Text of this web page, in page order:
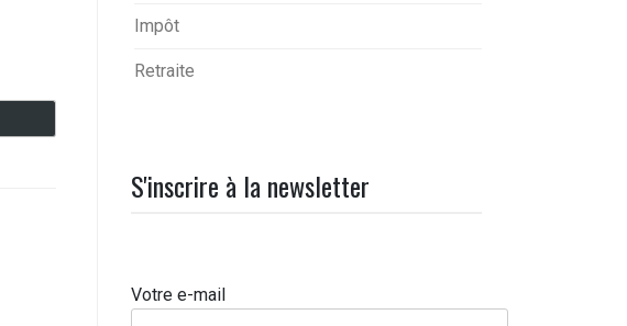
Impôt
Retraite
S'inscrire à la newsletter
Votre e-mail